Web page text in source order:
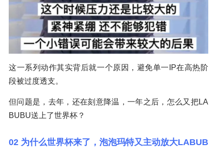
这一系列动作其实背后就一个原因，避免单一IP在高热阶
段被过度透支。
但问题是，去年，还在刻意降温，一年之后，怎么又把LA
BUBU送上了世界杯？
02 为什么世界杯来了，泡泡玛特又主动放大LABUB